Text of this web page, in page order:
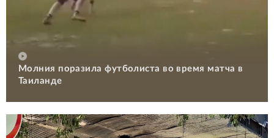
Молния поразила футболиста во время матча в
Таиланде